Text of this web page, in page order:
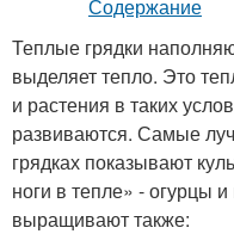
Теплые грядки
выделяет тепло. Это
и растения в таких
развиваются. Самые
грядках показывают
ноги в тепле» - огурцы
выращивают также: